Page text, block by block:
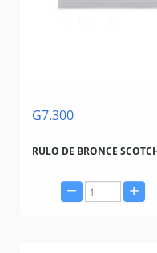
G7.300
RULO DE BRONCE